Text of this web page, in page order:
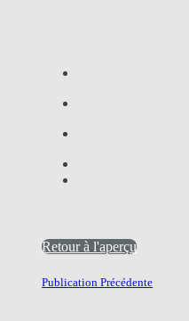
Retour à l'aperçu
Publication Précédente